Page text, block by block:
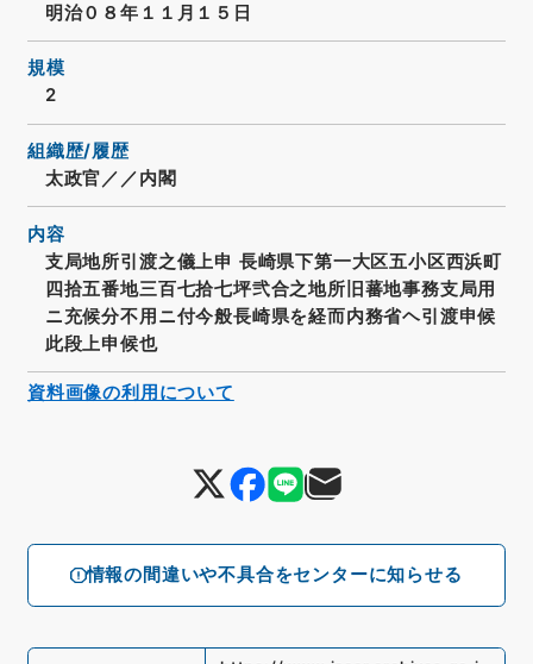
情報の間違いや不具合をセンターに知らせる
明治０８年１１月１５日
規模
2
組織歴/履歴
太政官／／内閣
内容
支局地所引渡之儀上申 長崎県下第一大区五小区西浜町
四拾五番地三百七拾七坪弐合之地所旧蕃地事務支局用
ニ充候分不用ニ付今般長崎県を経而内務省ヘ引渡申候
此段上申候也
資料画像の利用について